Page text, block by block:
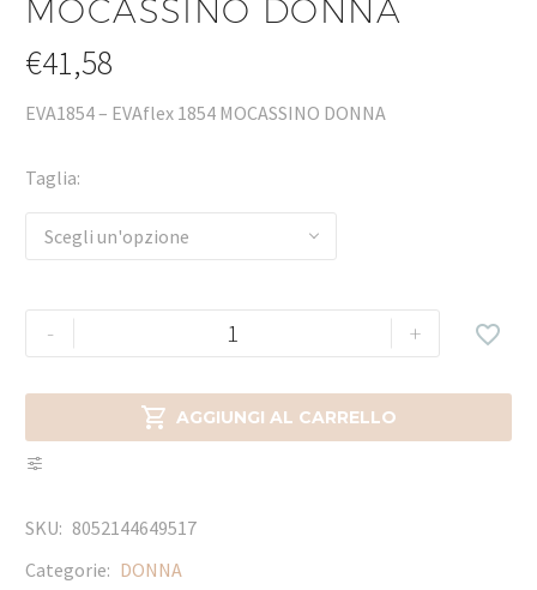
MOCASSINO DONNA
€41,58
EVA1854 – EVAflex 1854 MOCASSINO DONNA
Taglia
Scegli un'opzione
- +
 AGGIUNGI AL CARRELLO

SKU: 8052144649517
Categorie: DONNA